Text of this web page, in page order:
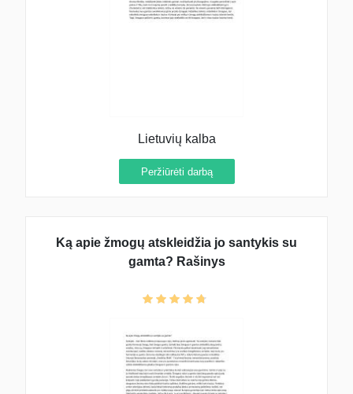
Lietuvių kalba
Peržiūrėti darbą
Ką apie žmogų atskleidžia jo santykis su
gamta? Rašinys